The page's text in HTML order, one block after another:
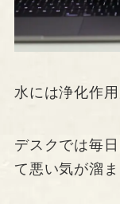
水には浄化作用
デスクでは毎
て悪い気が溜ま